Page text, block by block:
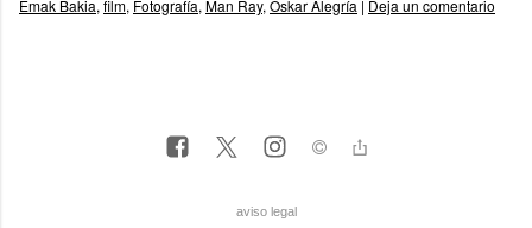
Emak Bakia, film, Fotografía, Man Ray, Oskar Alegría | Deja un comentario
aviso legal